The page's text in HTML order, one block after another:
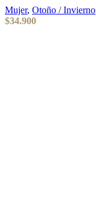
Mujer, Otoño / Invierno
$34.900